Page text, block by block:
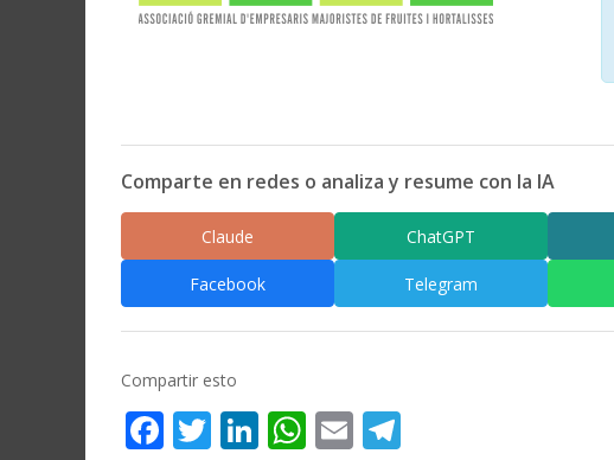
Comparte en redes o analiza y resume con la IA
Claude ChatGPT
Facebook Telegram
Compartir esto
Facebook
Twitter
LinkedIn
WhatsApp
Email